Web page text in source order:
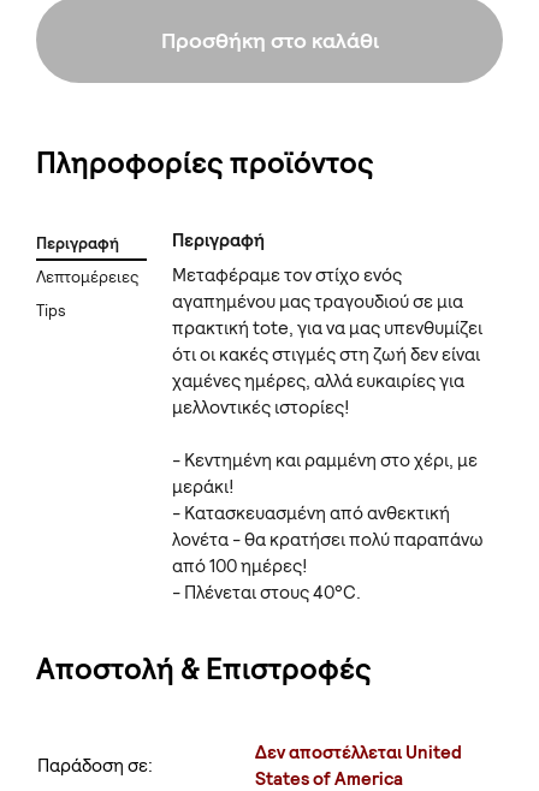
Προσθήκη στο καλάθι
Πληροφορίες προϊόντος
Περιγραφή
Λεπτομέρειες
Tips
Περιγραφή
Μεταφέραμε τον στίχο ενός
αγαπημένου μας τραγουδιού σε μια
πρακτική tote, για να μας υπενθυμίζει
ότι οι κακές στιγμές στη ζωή δεν είναι
χαμένες ημέρες, αλλά ευκαιρίες για
μελλοντικές ιστορίες!
- Κεντημένη και ραμμένη στο χέρι, με
μεράκι!
- Κατασκευασμένη από ανθεκτική
λονέτα - θα κρατήσει πολύ παραπάνω
από 100 ημέρες!
- Πλένεται στους 40°C.
Αποστολή & Επιστροφές
Παράδοση σε:
Δεν αποστέλλεται United
States of America